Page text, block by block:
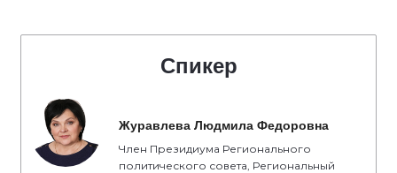
Спикер
Журавлева Людмила Федоровна
Член Президиума Регионального
политического совета, Региональный